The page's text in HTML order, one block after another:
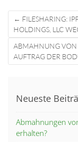
Post
navigation
← FILESHARING:
HOLDINGS, LLC
ABMAHNUNG VON
AUFTRAG DER
Neueste
Abmahnungen
erhalten?